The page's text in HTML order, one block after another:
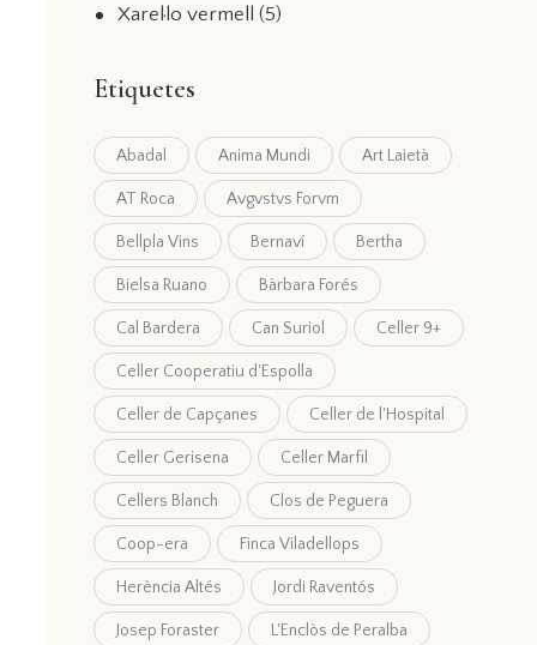
Xarel·lo vermell (5)
Etiquetes
Abadal Anima Mundi Art Laietà
AT Roca Avgvstvs Forvm
Bellpla Vins Bernaví Bertha
Bielsa Ruano Bàrbara Forés
Cal Bardera Can Suriol Celler 9+
Celler Cooperatiu d'Espolla
Celler de Capçanes Celler de l'Hospital
Celler Gerisena Celler Marfil
Cellers Blanch Clos de Peguera
Coop-era Finca Viladellops
Herència Altés Jordi Raventós
Josep Foraster L'Enclòs de Peralba